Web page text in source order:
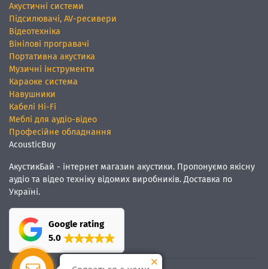
Акустичні системи
Підсилювачі, AV-ресивери
Відеотехніка
Вінілові програвачі
Портативна акустика
Музичні інструменти
Караоке система
Навушники
Кабелі Hi-Fi
Меблі для аудіо-відео
Професійне обладнання
AcousticBuy
АкустикБай - інтернет магазин акустики. Пропонуємо якісну
аудіо та відео техніку відомих виробників. Доставка по
Україні.
Google rating
5.0